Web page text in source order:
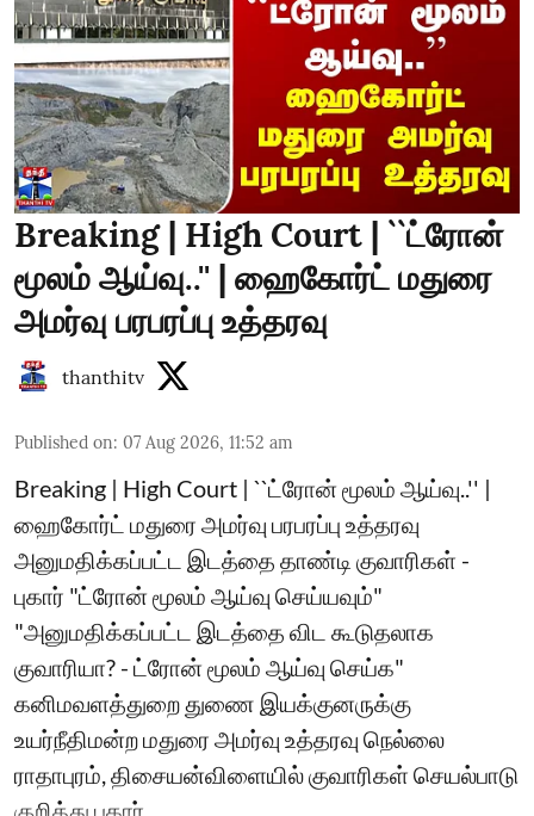
Breaking | High Court | ``ட்ரோன்
மூலம் ஆய்வு..'' | ஹைகோர்ட் மதுரை
அமர்வு பரபரப்பு உத்தரவு
thanthitv
Published on: 07 Aug 2026, 11:52 am
Breaking | High Court | ``ட்ரோன் மூலம் ஆய்வு..'' |
ஹைகோர்ட் மதுரை அமர்வு பரபரப்பு உத்தரவு
அனுமதிக்கப்பட்ட இடத்தை தாண்டி குவாரிகள் -
புகார் "ட்ரோன் மூலம் ஆய்வு செய்யவும்"
"அனுமதிக்கப்பட்ட இடத்தை விட கூடுதலாக
குவாரியா? - ட்ரோன் மூலம் ஆய்வு செய்க"
கனிமவளத்துறை துணை இயக்குனருக்கு
உயர்நீதிமன்ற மதுரை அமர்வு உத்தரவு நெல்லை
ராதாபுரம், திசையன்விளையில் குவாரிகள் செயல்பாடு
குறித்து புகார்